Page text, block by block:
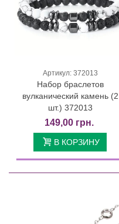
Артикул: 372013
Набор браслетов
вулканический камень (2
шт.) 372013
149,00 грн.
В КОРЗИНУ